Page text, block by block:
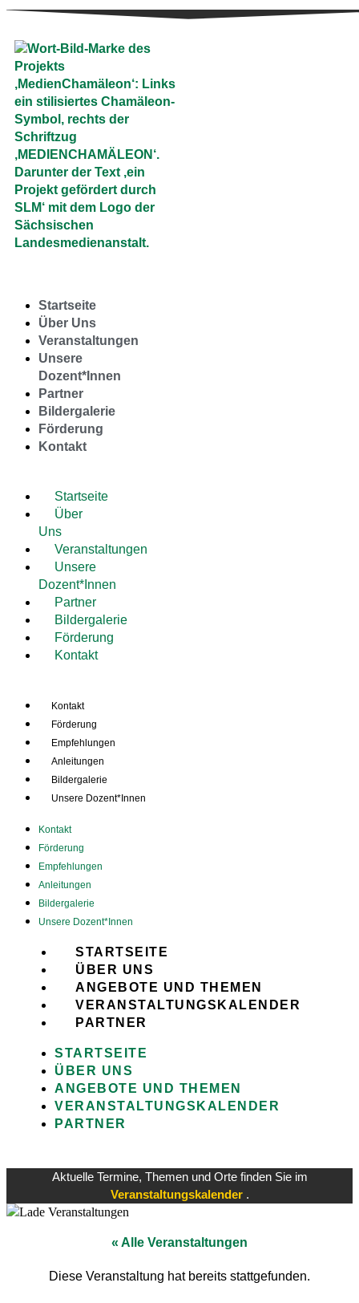
Startseite
Über Uns
Veranstaltungen
Unsere
Dozent*Innen
Partner
Bildergalerie
Förderung
Kontakt
Startseite
Über
Uns
Veranstaltungen
Unsere
Dozent*Innen
Partner
Bildergalerie
Förderung
Kontakt
Kontakt
Förderung
Empfehlungen
Anleitungen
Bildergalerie
Unsere Dozent*Innen
Kontakt
Förderung
Empfehlungen
Anleitungen
Bildergalerie
Unsere Dozent*Innen
STARTSEITE
ÜBER UNS
ANGEBOTE UND THEMEN
VERANSTALTUNGSKALENDER
PARTNER
STARTSEITE
ÜBER UNS
ANGEBOTE UND THEMEN
VERANSTALTUNGSKALENDER
PARTNER
Aktuelle Termine, Themen und Orte finden Sie im
Veranstaltungskalender .
« Alle Veranstaltungen
Diese Veranstaltung hat bereits stattgefunden.